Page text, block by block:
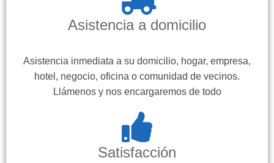
Asistencia a domicilio
Asistencia inmediata a su domicilio, hogar, empresa,
hotel, negocio, oficina o comunidad de vecinos.
Llámenos y nos encargaremos de todo
Satisfacción